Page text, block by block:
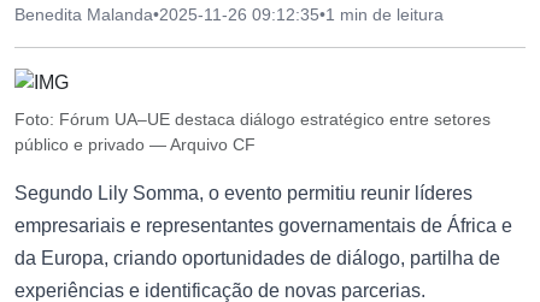
Benedita Malanda•2025-11-26 09:12:35•1 min de leitura
Foto: Fórum UA–UE destaca diálogo estratégico entre setores
público e privado — Arquivo CF
Segundo Lily Somma, o evento permitiu reunir líderes
empresariais e representantes governamentais de África e
da Europa, criando oportunidades de diálogo, partilha de
experiências e identificação de novas parcerias.